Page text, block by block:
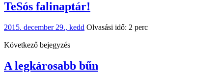
TeSós falinaptár!
2015. december 29., kedd Olvasási idő: 2 perc
Következő bejegyzés
A legkárosabb bűn